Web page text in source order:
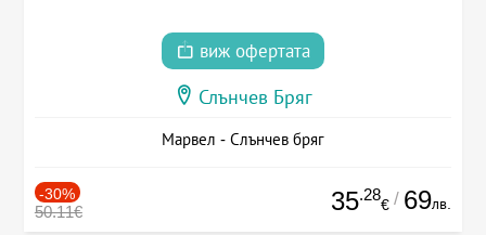
виж офертата
Слънчев Бряг
Марвел - Слънчев бряг
-30%
50.11€ 35.28
€ / 69лв.